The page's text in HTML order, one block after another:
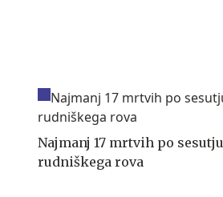
Najmanj 17 mrtvih po sesutju
rudniškega rova